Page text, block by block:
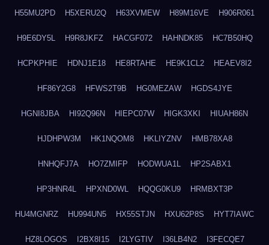
H55MU2PD H5XERU2Q H63XVMEW H89M16VE H906R061
H9E6DY5L H9R8JKFZ HACGF072 HAHNDK85 HC7B50HQ
HCPKPHIE HDNJ1E18 HE8RTAHE HE9K1CL2 HEAEV8I2
HF86Y2G8 HFWS2T9B HG0MEZAW HGDS4JYE
HGNI8JBA HI92Q96N HIEPC07W HIGK3XKI HIUAH86N
HJDHPW3M HK1NQOM8 HKLIYZNV HMB78XA8
HNHQFJ7A HO7ZMIFP HODWUA1L HP2SABX1
HP3HNR4L HPXND0WL HQQG0KU9 HRMBXT3P
HU4MGNRZ HU994UN5 HX55STJN HXU62P8S HYT7IAWC
HZ8LOGOS I2BX8I15 I2LYGTIV I36LB4N2 I3FECQE7